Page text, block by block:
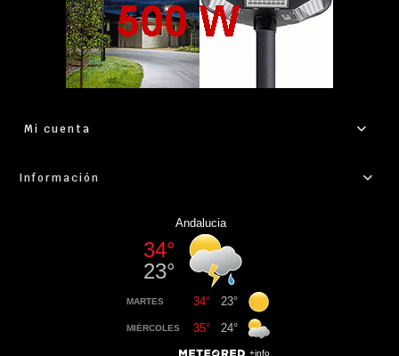
Mi cuenta
Información